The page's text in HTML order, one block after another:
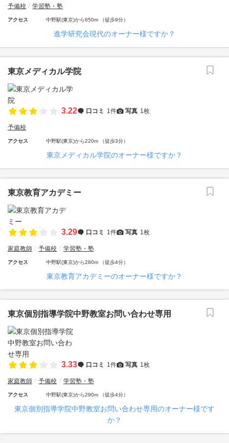
予備校 学習塾・塾
アクセス 中野駅(東京)から650m （徒歩9分）
進学研究会現代のオーナー様ですか？
東京メディカル学院
3.22 口コミ 1件 写真 1枚
予備校
アクセス 中野駅(東京)から220m （徒歩3分）
東京メディカル学院のオーナー様ですか？
東京教育アカデミー
3.29 口コミ 1件 写真 1枚
家庭教師 予備校 学習塾・塾
アクセス 中野駅(東京)から280m （徒歩4分）
東京教育アカデミーのオーナー様ですか？
東京個別指導学院中野教室お問い合わせ専用
3.33 口コミ 1件 写真 1枚
家庭教師 予備校 学習塾・塾
アクセス 中野駅(東京)から290m （徒歩4分）
東京個別指導学院中野教室お問い合わせ専用のオーナー様です
か？